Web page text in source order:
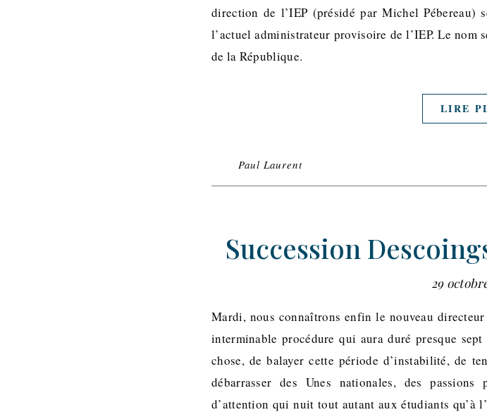
direction de l’IEP (présidé par Michel Pébereau)
l’actuel administrateur provisoire de l’IEP. Le nom
de la République.
LIRE
Paul Laurent
Succession
29
Mardi, nous connaîtrons enfin le nouveau
interminable procédure qui aura duré presque
chose, de balayer cette période d’instabilité, de
débarrasser des Unes nationales, des
d’attention qui nuit tout autant aux étudiants qu’à